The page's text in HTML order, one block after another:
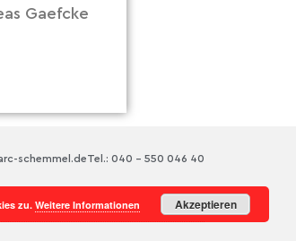
Gaefcke
Tel.: 040 – 550 046 40
schemmel.de
zu.Weitere Informationen Akzeptieren